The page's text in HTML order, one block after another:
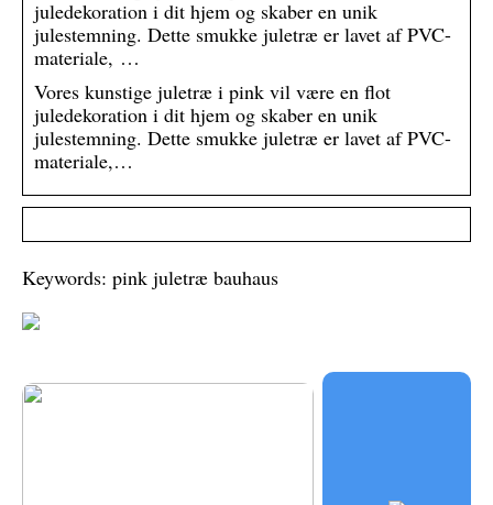
juledekoration i dit hjem og skaber en unik
julestemning. Dette smukke juletræ er lavet af PVC-
materiale, …
Vores kunstige juletræ i pink vil være en flot
juledekoration i dit hjem og skaber en unik
julestemning. Dette smukke juletræ er lavet af PVC-
materiale,…
Keywords: pink juletræ bauhaus